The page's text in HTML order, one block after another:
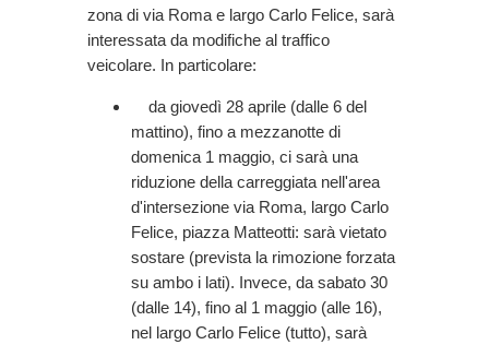
zona di via Roma e largo Carlo Felice, sarà
interessata da modifiche al traffico
veicolare. In particolare:
da giovedì 28 aprile (dalle 6 del
mattino), fino a mezzanotte di
domenica 1 maggio, ci sarà una
riduzione della carreggiata nell'area
d'intersezione via Roma, largo Carlo
Felice, piazza Matteotti: sarà vietato
sostare (prevista la rimozione forzata
su ambo i lati). Invece, da sabato 30
(dalle 14), fino al 1 maggio (alle 16),
nel largo Carlo Felice (tutto), sarà